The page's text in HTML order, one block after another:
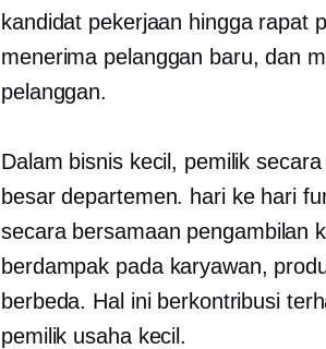
kandidat pekerjaan hingga rapat
menerima pelanggan baru, dan
pelanggan.
Dalam bisnis kecil, pemilik
besar departemen. hari ke hari
secara bersamaan pengambilan
berdampak pada karyawan,
berbeda. Hal ini berkontribusi
pemilik usaha kecil.